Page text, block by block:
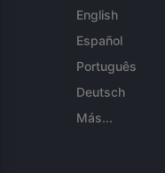
English
Español
Português
Deutsch
Más...